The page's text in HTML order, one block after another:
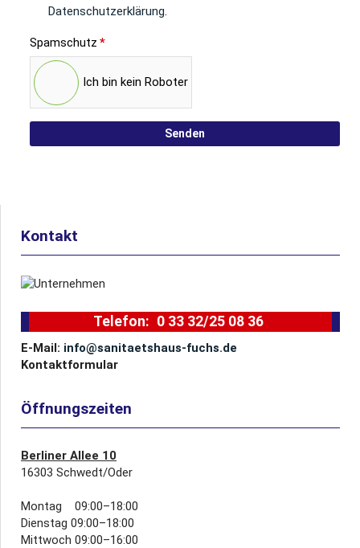
Datenschutzerklärung.
Spamschutz *
Ich bin kein Roboter
Senden
Kontakt
Telefon: 0 33 32/25 08 36
E-Mail: info@sanitaetshaus-fuchs.de
Kontaktformular
Öffnungszeiten
Berliner Allee 10
16303 Schwedt/Oder
Montag 09:00–18:00
Dienstag 09:00–18:00
Mittwoch 09:00–16:00